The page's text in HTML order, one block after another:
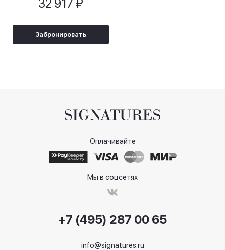
32 917 ₽
Забронировать
Оплачивайте
Мы в соцсетях
+7 (495) 287 00 65
info@signatures.ru